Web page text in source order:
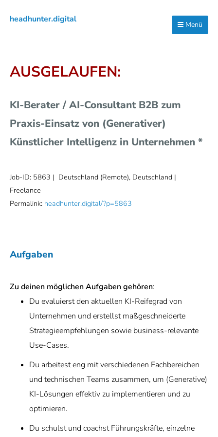
Hauptnavigation
Inhalt
Seitenspalte
headhunter.digital
Menü
AUSGELAUFEN:
KI-Berater / AI-Consultant B2B zum
Praxis-Einsatz von (Generativer)
Künstlicher Intelligenz in Unternehmen *
Job-ID: 5863 | Deutschland (Remote), Deutschland |
Freelance
Permalink: headhunter.digital/?p=5863
Aufgaben
Zu deinen möglichen Aufgaben gehören:
Du evaluierst den aktuellen KI-Reifegrad von
Unternehmen und erstellst maßgeschneiderte
Strategieempfehlungen sowie business-relevante
Use-Cases.
Du arbeitest eng mit verschiedenen Fachbereichen
und technischen Teams zusammen, um (Generative)
KI-Lösungen effektiv zu implementieren und zu
optimieren.
Du schulst und coachst Führungskräfte, einzelne